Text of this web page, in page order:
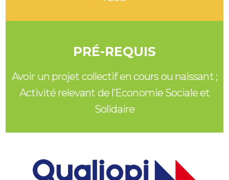
PRÉ-REQUIS
Avoir un projet collectif en cours ou naissant ;
Activité relevant de l’Economie Sociale et
Solidaire